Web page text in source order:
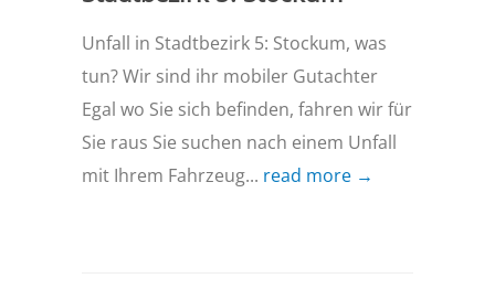
Unfall in Stadtbezirk 5: Stockum, was
tun? Wir sind ihr mobiler Gutachter
Egal wo Sie sich befinden, fahren wir für
Sie raus Sie suchen nach einem Unfall
mit Ihrem Fahrzeug... read more →